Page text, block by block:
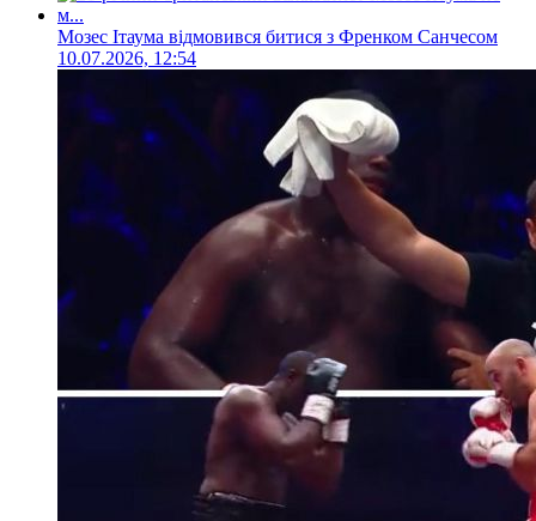
Мозес Ітаума відмовився битися з Френком Санчесом
10.07.2026, 12:54